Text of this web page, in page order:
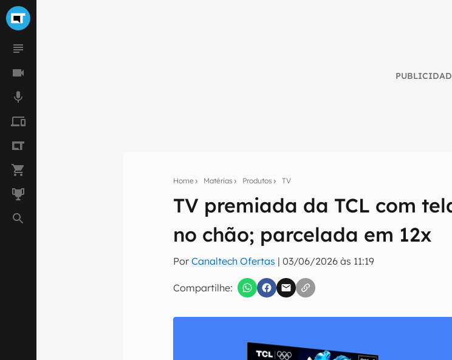
Home Matérias Produtos TV
TV premiada da TCL com
no chão; parcelada em 12x
PorCanaltech Ofertas |03/06/2026 às 11:19
Compartilhe:
Assine a newsletter do Canaltech e receba notícias e